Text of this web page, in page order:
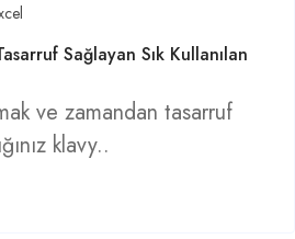
Sağlayan Sık Kullanılan
ve zamandan tasarruf
klavy..